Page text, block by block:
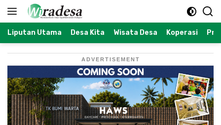
Langsung
Liputan Utama Desa Kita Wisata Desa Koperasi
ADVERTISEMENT